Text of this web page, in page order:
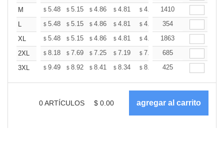
M
$ 5.48 $ 5.15 $ 4.86 $ 4.81 $ 4.73 $4.69
1410
L
$ 5.48 $ 5.15 $ 4.86 $ 4.81 $ 4.73 $4.69
354
XL
$ 5.48 $ 5.15 $ 4.86 $ 4.81 $ 4.73 $4.69
1863
2XL
$ 8.18 $ 7.69 $ 7.25 $ 7.19 $ 7.07 $7.01
685
3XL
$ 9.49 $ 8.92 $ 8.41 $ 8.34 $ 8.20 $8.12
425
0ARTÍCULOS $ 0.00